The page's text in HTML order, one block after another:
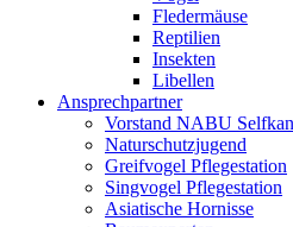
Fledermäuse
Reptilien
Insekten
Libellen
Ansprechpartner
Vorstand NABU
Naturschutzjugend
Greifvogel Pflegestation
Singvogel Pflegestation
Asiatische Hornisse